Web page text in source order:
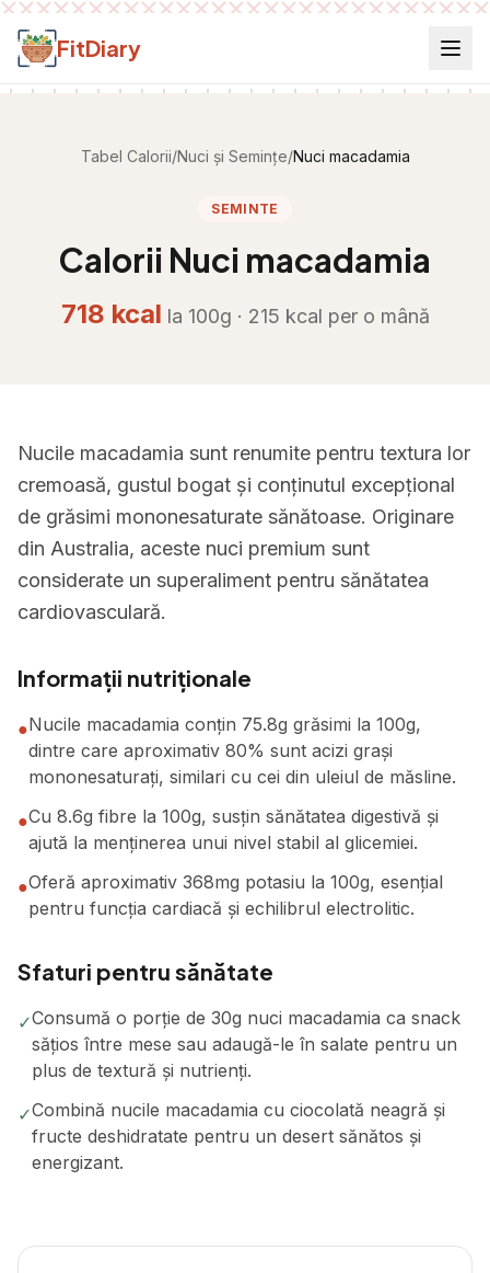
Salt la conținut
FitDiary
Tabel Calorii/Nuci și Semințe/Nuci macadamia
SEMINTE
Calorii Nuci macadamia
718 kcal la 100g · 215 kcal per o mână
Nucile macadamia sunt renumite pentru textura lor
cremoasă, gustul bogat și conținutul excepțional
de grăsimi mononesaturate sănătoase. Originare
din Australia, aceste nuci premium sunt
considerate un superaliment pentru sănătatea
cardiovasculară.
Informații nutriționale
●Nucile macadamia conțin 75.8g grăsimi la 100g,
dintre care aproximativ 80% sunt acizi grași
mononesaturați, similari cu cei din uleiul de măsline.
●Cu 8.6g fibre la 100g, susțin sănătatea digestivă și
ajută la menținerea unui nivel stabil al glicemiei.
●Oferă aproximativ 368mg potasiu la 100g, esențial
pentru funcția cardiacă și echilibrul electrolitic.
Sfaturi pentru sănătate
✓Consumă o porție de 30g nuci macadamia ca snack
sățios între mese sau adaugă-le în salate pentru un
plus de textură și nutrienți.
✓Combină nucile macadamia cu ciocolată neagră și
fructe deshidratate pentru un desert sănătos și
energizant.